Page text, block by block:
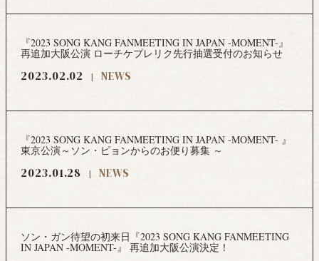
『2023 SONG KANG FANMEETING IN JAPAN -MOMENT-』
再追加大阪公演 ローチケプレリク先行抽選受付のお知らせ
2023.02.02 NEWS
『2023 SONG KANG FANMEETING IN JAPAN -MOMENT- 』
東京公演～ソン・ピョンからのお便り募集 ～
2023.01.28 NEWS
ソン・ガン待望の初来日『2023 SONG KANG FANMEETING
IN JAPAN -MOMENT-』 再追加大阪公演決定！